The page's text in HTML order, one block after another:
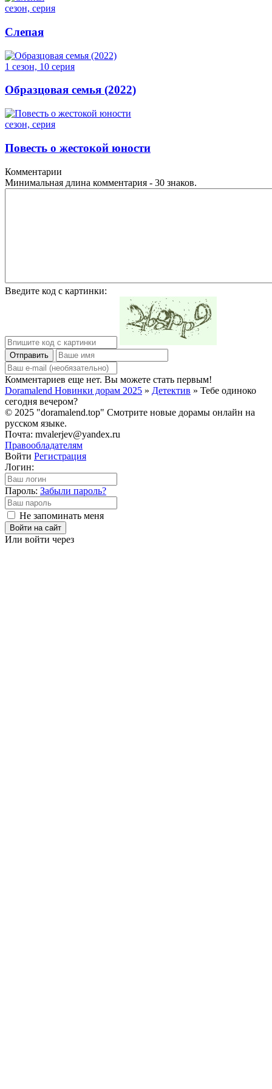
сезон, серия
Слепая
1 сезон, 10 серия
Образцовая семья (2022)
сезон, серия
Повесть о жестокой юности
Комментарии
Минимальная длина комментария - 30 знаков.
Введите код с картинки:
Отправить
Комментариев еще нет. Вы можете стать первым!
Doramalend Новинки дорам 2025 » Детектив » Тебе одиноко
сегодня вечером?
© 2025 "doramalend.top" Смотрите новые дорамы онлайн на
русском языке.
Почта: mvalerjev@yandex.ru
Правообладателям
Войти Регистрация
Логин:
Пароль: Забыли пароль?
Не запоминать меня
Войти на сайт
Или войти через